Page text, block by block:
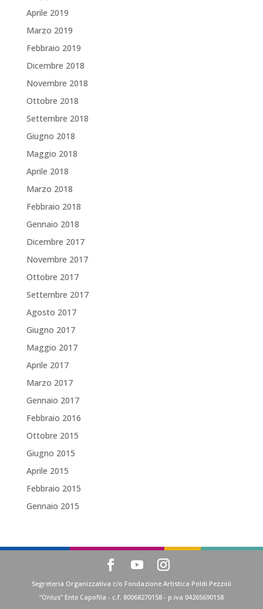
Aprile 2019
Marzo 2019
Febbraio 2019
Dicembre 2018
Novembre 2018
Ottobre 2018
Settembre 2018
Giugno 2018
Maggio 2018
Aprile 2018
Marzo 2018
Febbraio 2018
Gennaio 2018
Dicembre 2017
Novembre 2017
Ottobre 2017
Settembre 2017
Agosto 2017
Giugno 2017
Maggio 2017
Aprile 2017
Marzo 2017
Gennaio 2017
Febbraio 2016
Ottobre 2015
Giugno 2015
Aprile 2015
Febbraio 2015
Gennaio 2015
Segreteria Organizzativa c/o Fondazione Artistica Poldi Pezzoli
“Onlus” Ente Capofila - c.f. 80068270158 - p.iva 04265690158